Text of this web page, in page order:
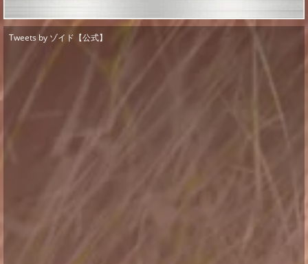
Tweets by ゾイド【公式】